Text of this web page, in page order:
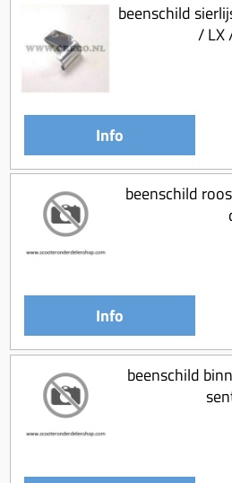
Origineel zuigers
Tomos opvoeren (kits)
Koppeling compleet
Koppeling trekveer
Ketting / tandwiel
Koeling (delen)
Overbrenging
beenschild
/ LX
Info
beenschild
Info
beenschild